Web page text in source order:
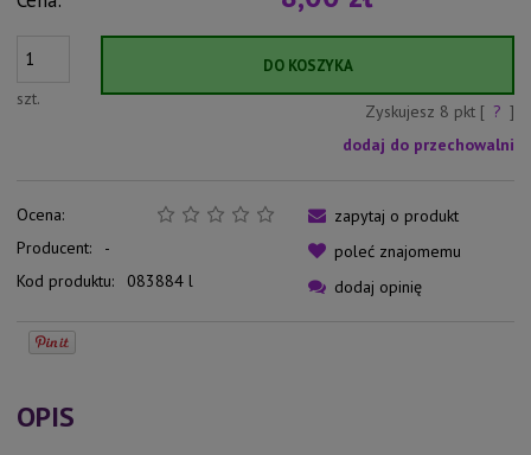
szt.
DO KOSZYKA
Zyskujesz 8 pkt [ ? ]
dodaj do przechowalni
Ocena:
Producent:
-
Kod produktu:
083884 l
zapytaj o produkt
poleć znajomemu
dodaj opinię
OPIS